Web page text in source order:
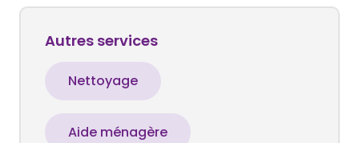
Autres services
Nettoyage
Aide ménagère